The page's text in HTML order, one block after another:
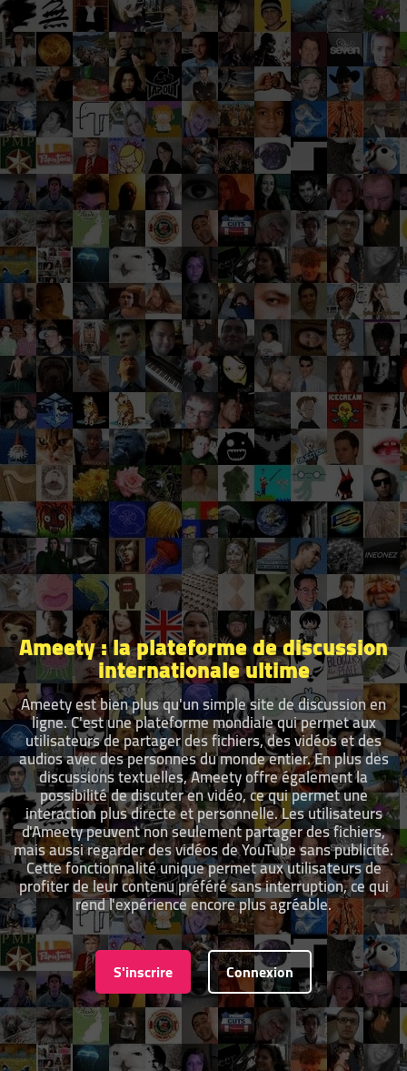
Ameety : la plateforme de discussion
internationale ultime
Ameety est bien plus qu'un simple site de discussion en
ligne. C'est une plateforme mondiale qui permet aux
utilisateurs de partager des fichiers, des vidéos et des
audios avec des personnes du monde entier. En plus des
discussions textuelles, Ameety offre également la
possibilité de discuter en vidéo, ce qui permet une
interaction plus directe et personnelle. Les utilisateurs
d'Ameety peuvent non seulement partager des fichiers,
mais aussi regarder des vidéos de YouTube sans publicité.
Cette fonctionnalité unique permet aux utilisateurs de
profiter de leur contenu préféré sans interruption, ce qui
rend l'expérience encore plus agréable.
S'inscrire Connexion